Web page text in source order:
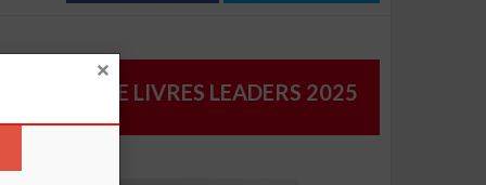
CATALOGUE LIVRES LEADERS 2025